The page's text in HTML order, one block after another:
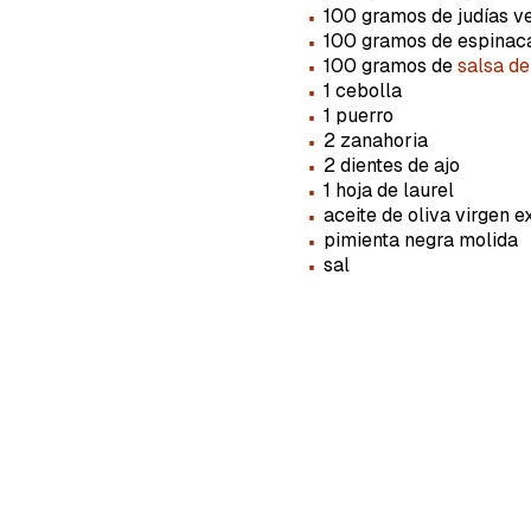
· 100 gramos de judías
· 100 gramos de
· 100 gramos desalsa
· 1 cebolla
· 1 puerro
· 2 zanahoria
· 2 dientes de ajo
· 1 hoja de laurel
· aceite de oliva virgen
· pimienta negra molida
· sal